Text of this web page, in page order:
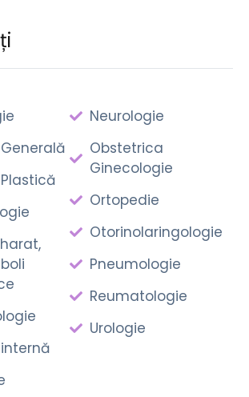
Neurologie
Obstetrica
Ginecologie
Ortopedie
Otorinolaringologie
Pneumologie
Reumatologie
Urologie